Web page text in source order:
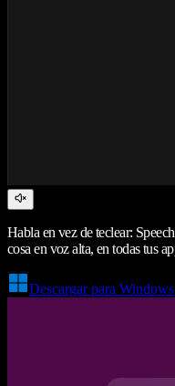
Habla en vez de teclear:
cosa en voz alta, en todas tus
Descargar para Windows